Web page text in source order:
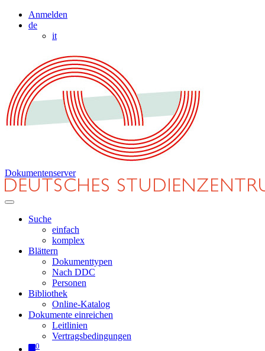
Anmelden
de
it
Dokumentenserver
Suche
einfach
komplex
Blättern
Dokumenttypen
Nach DDC
Personen
Bibliothek
Online-Katalog
Dokumente einreichen
Leitlinien
Vertragsbedingungen
0